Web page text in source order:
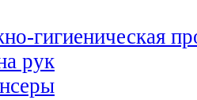
гигиеническая
рук